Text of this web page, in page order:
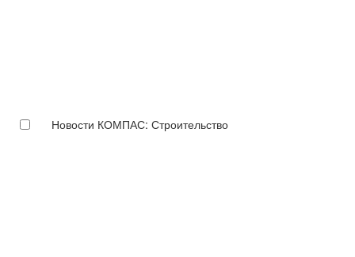
Новости КОМПАС: Строительство